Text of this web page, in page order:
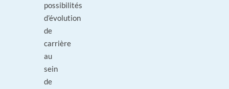
possibilités
d’évolution
de
carrière
au
sein
de